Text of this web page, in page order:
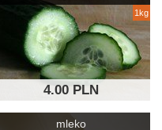
1kg
4.00 PLN
mleko